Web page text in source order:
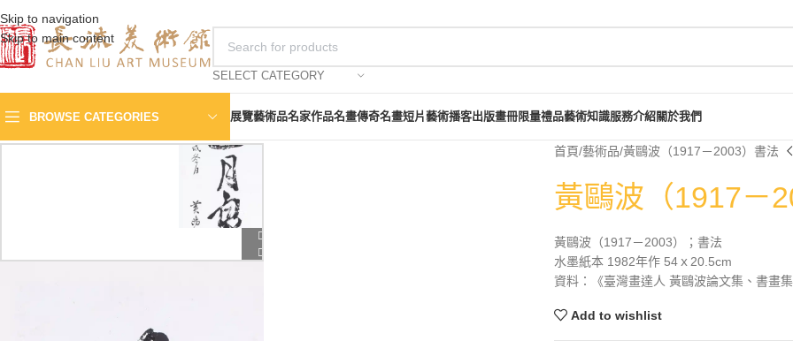
Skip to navigation
Skip to main content
SELECT CATEGORY
BROWSE CATEGORIES 展覽藝術品名家作品名畫傳奇名畫短片藝術播客出版畫冊限量禮品藝術知識服務介紹關於我們
首頁 藝術品 黃鷗波（1917－2003）書法
黃鷗波（1917－
黃鷗波（1917－2003）；書法
水墨紙本 1982年作 54ｘ20.5cm
資料：《臺灣畫達人 黃鷗波論文集、書畫
Add to wishlist